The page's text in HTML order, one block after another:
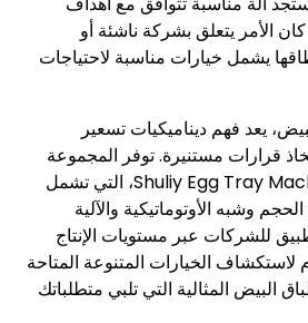
الأمر يتعلق بشركة ناشئة أو
يشمل خيارات مناسبة لاحتياجات
يعد فهم ديناميكيات تسعير
قرارات مستنيرة. توفر المجموعة
الشاملة لشركة Shuliy Egg Tray Machinery، التي تشمل
وشبه الأوتوماتيكية والآلية
للشركات عبر مستويات الإنتاج
لاستكشاف الخيارات المتنوعة المتاحة
البيض المثالية التي تلبي متطلباتك